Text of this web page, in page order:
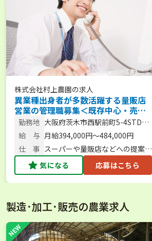
株式会社村上農園の求人
異業種出身者が多数活躍する量販店
営業の管理職募集＜既存中心・売場
作り＞【年休125日／土日休み／月給
39万円以上】＠大阪府
勤務地 大阪府茨木市西駅前町5-4STD茨
木ビル3階
給 与 月給394,000円～484,000円
仕 事 スーパーや量販店などへの提案営
業・企画提案／管理職
気になる 応募はこちら
製造･加工･販売の農業求人